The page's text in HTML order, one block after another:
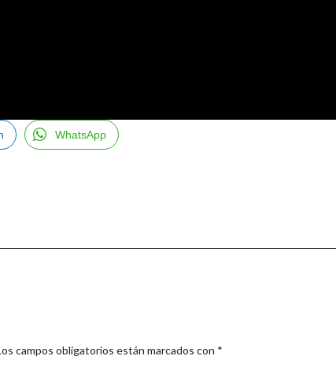
WhatsApp
campos obligatorios están marcados con *